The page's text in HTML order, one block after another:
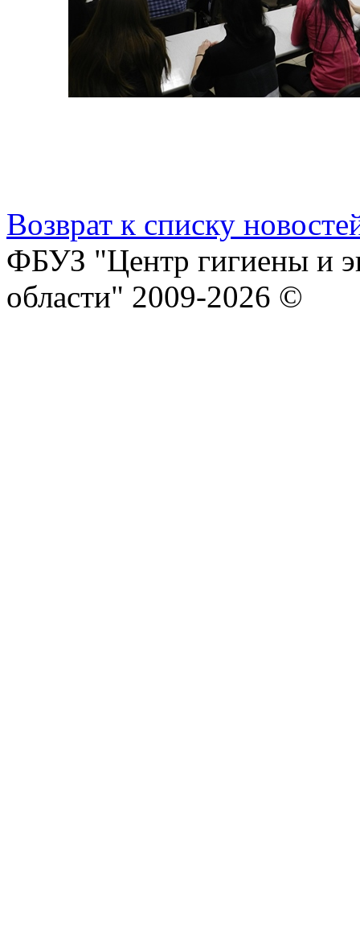
Возврат к списку
ФБУЗ "Центр гигиены и
области" 2009-2026 ©